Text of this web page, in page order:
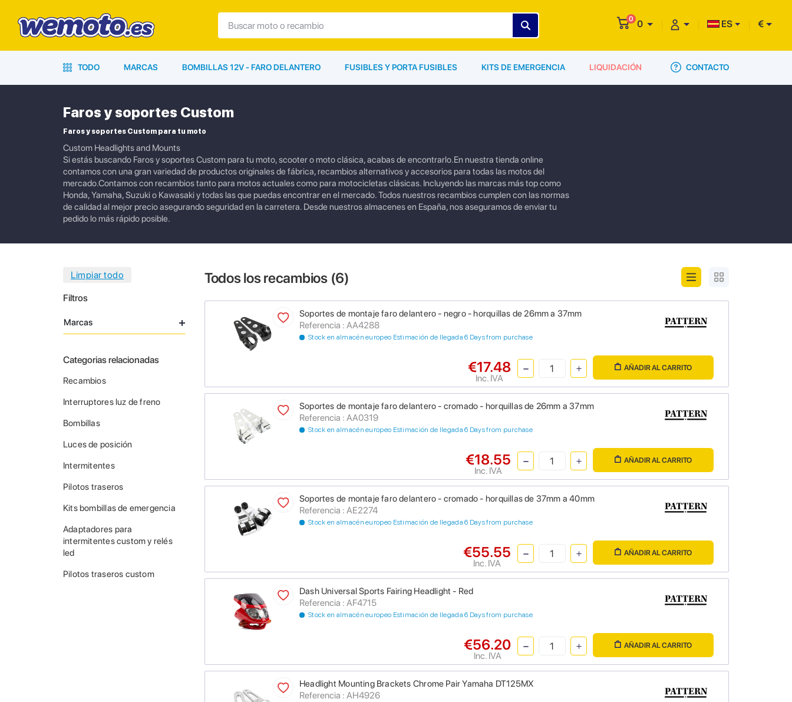
0 0 ES €
TODO MARCAS BOMBILLAS 12V - FARO DELANTERO FUSIBLES Y PORTA FUSIBLES KITS DE EMERGENCIA LIQUIDACIÓN CONTACTO
Faros y soportes Custom
Faros y soportes Custom para tu moto
Custom Headlights and Mounts
Si estás buscando Faros y soportes Custom para tu moto, scooter o moto clásica, acabas de encontrarlo.En nuestra tienda online
contamos con una gran variedad de productos originales de fábrica, recambios alternativos y accesorios para todas las motos del
mercado.Contamos con recambios tanto para motos actuales como para motocicletas clásicas. Incluyendo las marcas más top como
Honda, Yamaha, Suzuki o Kawasaki y todas las que puedas encontrar en el mercado. Todos nuestros recambios cumplen con las normas
de calidad al mejor precio asegurando seguridad en la carretera. Desde nuestros almacenes en España, nos aseguramos de enviar tu
pedido lo más rápido posible.
Filtros
Marcas
Categorias relacionadas
Recambios
Interruptores luz de freno
Bombillas
Luces de posición
Intermitentes
Pilotos traseros
Kits bombillas de emergencia
Adaptadores para
intermitentes custom y relés
led
Pilotos traseros custom
Todos los recambios (6)
Soportes de montaje faro delantero - negro - horquillas de 26mm a 37mm
Referencia : AA4288
Stock en almacén europeo Estimación de llegada 6 Days from purchase
€17.48
Inc. IVA
AÑADIR AL CARRITO
Soportes de montaje faro delantero - cromado - horquillas de 26mm a 37mm
Referencia : AA0319
Stock en almacén europeo Estimación de llegada 6 Days from purchase
€18.55
Inc. IVA
AÑADIR AL CARRITO
Soportes de montaje faro delantero - cromado - horquillas de 37mm a 40mm
Referencia : AE2274
Stock en almacén europeo Estimación de llegada 6 Days from purchase
€55.55
Inc. IVA
AÑADIR AL CARRITO
Dash Universal Sports Fairing Headlight - Red
Referencia : AF4715
Stock en almacén europeo Estimación de llegada 6 Days from purchase
€56.20
Inc. IVA
AÑADIR AL CARRITO
Headlight Mounting Brackets Chrome Pair Yamaha DT125MX
Referencia : AH4926